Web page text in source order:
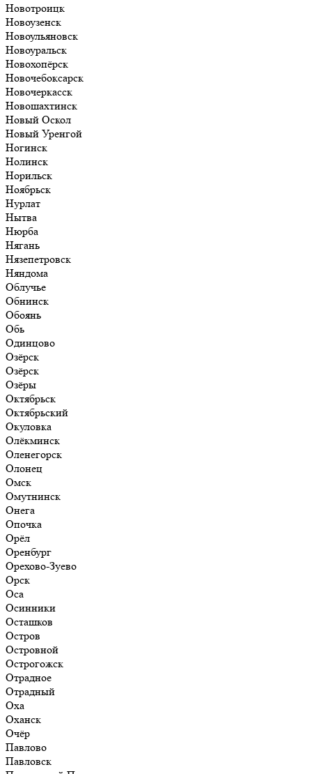
Новотроицк
Новоузенск
Новоульяновск
Новоуральск
Новохопёрск
Новочебоксарск
Новочеркасск
Новошахтинск
Новый Оскол
Новый Уренгой
Ногинск
Нолинск
Норильск
Ноябрьск
Нурлат
Нытва
Нюрба
Нягань
Нязепетровск
Няндома
Облучье
Обнинск
Обоянь
Обь
Одинцово
Озёрск
Озёрск
Озёры
Октябрьск
Октябрьский
Окуловка
Олёкминск
Оленегорск
Олонец
Омск
Омутнинск
Онега
Опочка
Орёл
Оренбург
Орехово-Зуево
Орск
Оса
Осинники
Осташков
Остров
Островной
Острогожск
Отрадное
Отрадный
Оха
Оханск
Очёр
Павлово
Павловск